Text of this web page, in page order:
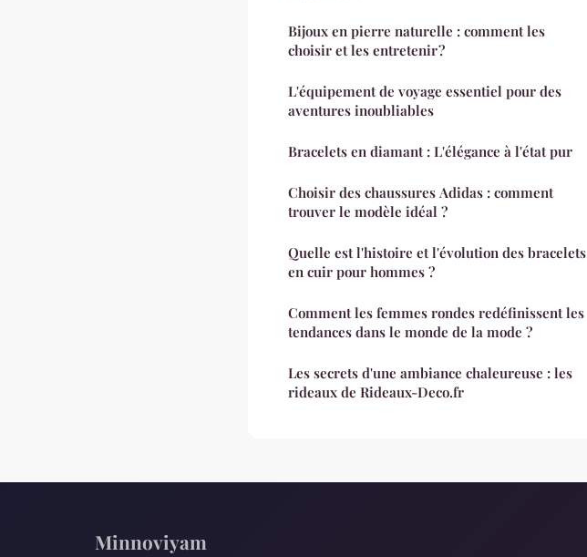
Bijoux en pierre naturelle : comment les
choisir et les entretenir ?
L'équipement de voyage essentiel pour des
aventures inoubliables
Bracelets en diamant : L'élégance à l'état pur
Choisir des chaussures Adidas : comment
trouver le modèle idéal ?
Quelle est l'histoire et l'évolution des bracelets
en cuir pour hommes ?
Comment les femmes rondes redéfinissent les
tendances dans le monde de la mode ?
Les secrets d'une ambiance chaleureuse : les
rideaux de Rideaux-Deco.fr
Minnoviyam